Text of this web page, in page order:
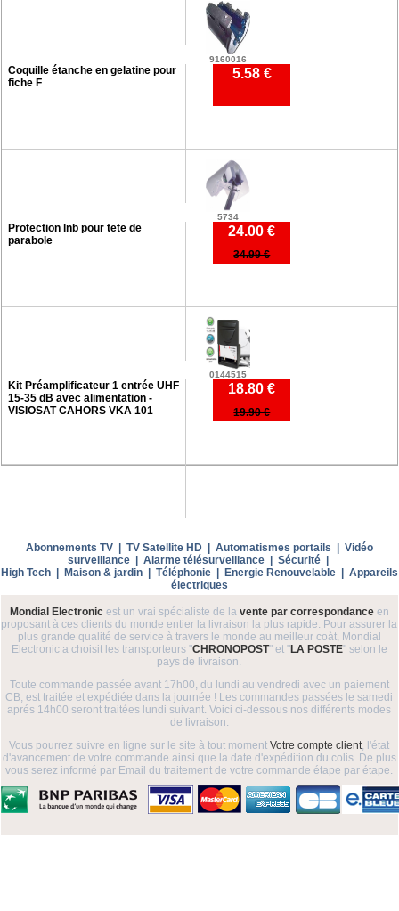
9160016
Coquille étanche en gelatine pour
fiche F
5.58 €
5734
Protection lnb pour tete de
parabole
24.00 €
34.99 €
0144515
Kit Préamplificateur 1 entrée UHF
15-35 dB avec alimentation -
VISIOSAT CAHORS VKA 101
18.80 €
19.90 €
Abonnements TV| TV Satellite HD| Automatismes portails | Vidéo
surveillance| Alarme télésurveillance| Sécurité|
High Tech| Maison & jardin| Téléphonie| Energie Renouvelable| Appareils
électriques
Mondial Electronicest un vrai spécialiste de la vente par correspondanceen
proposant à ces clients du monde entier la livraison la plus rapide. Pour assurer la
plus grande qualité de service à travers le monde au meilleur coàt, Mondial
Electronic a choisit les transporteurs "CHRONOPOST" et "LA POSTE" selon le
pays de livraison.
Toute commande passée avant 17h00, du lundi au vendredi avec un paiement
CB, est traitée et expédiée dans la journée ! Les commandes passées le samedi
aprés 14h00 seront traitées lundi suivant. Voici ci-dessous nos différents modes
de livraison.
Vous pourrez suivre en ligne sur le site à tout momentVotre compte client , l'état
d'avancement de votre commande ainsi que la date d'expédition du colis. De plus
vous serez informé par Email du traitement de votre commande étape par étape.